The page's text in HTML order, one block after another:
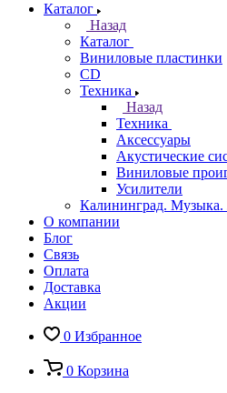
Каталог
Назад
Каталог
Виниловые пластинки
CD
Техника
Назад
Техника
Аксессуары
Акустические
Виниловые
Усилители
Калининград.
О компании
Блог
Связь
Оплата
Доставка
Акции
0 Избранное
0 Корзина